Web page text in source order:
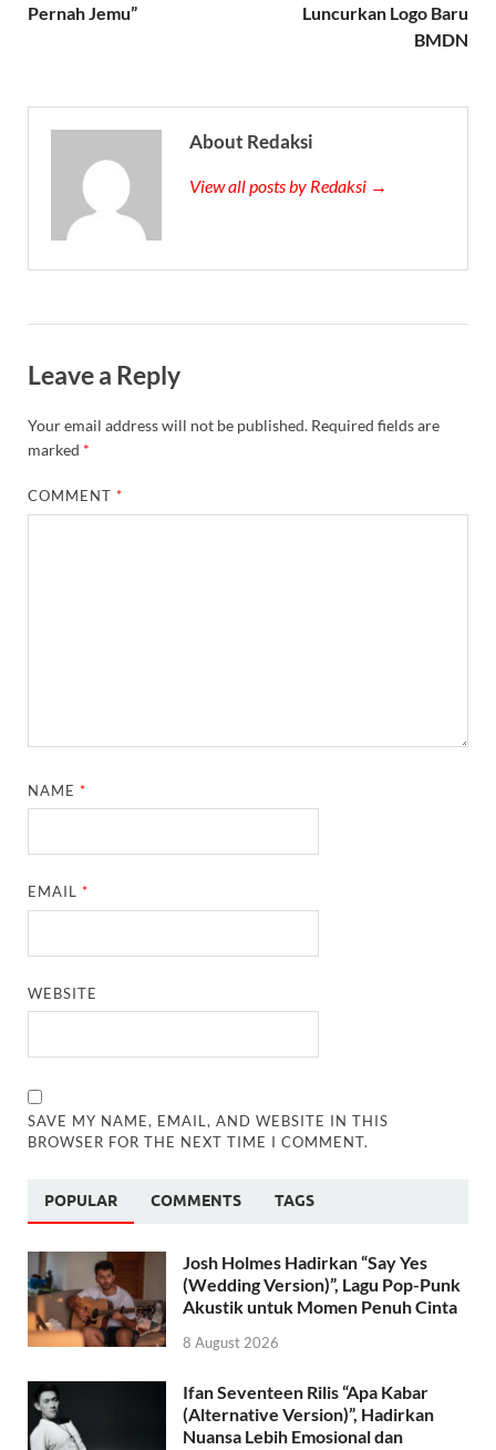
Pernah Jemu”
Luncurkan Logo Baru
BMDN
About Redaksi
View all posts by Redaksi →
Leave a Reply
Your email address will not be published. Required fields are
marked *
COMMENT*
NAME*
EMAIL*
WEBSITE
SAVE MY NAME, EMAIL, AND WEBSITE IN THIS
BROWSER FOR THE NEXT TIME I COMMENT.
POPULAR COMMENTS TAGS
Josh Holmes Hadirkan “Say Yes
(Wedding Version)”, Lagu Pop-Punk
Akustik untuk Momen Penuh Cinta
8 August 2026
Ifan Seventeen Rilis “Apa Kabar
(Alternative Version)”, Hadirkan
Nuansa Lebih Emosional dan